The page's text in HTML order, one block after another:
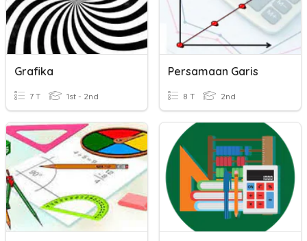
Grafika
7 T 1st - 2nd
Persamaan Garis
8 T 2nd